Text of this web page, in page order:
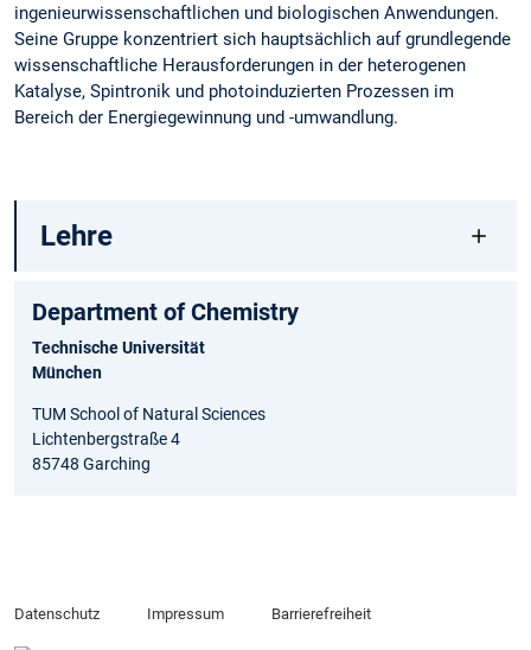
ingenieurwissenschaftlichen und biologischen Anwendungen.
Seine Gruppe konzentriert sich hauptsächlich auf grundlegende
wissenschaftliche Herausforderungen in der heterogenen
Katalyse, Spintronik und photoinduzierten Prozessen im
Bereich der Energiegewinnung und -umwandlung.
Lehre
Department of Chemistry
Technische Universität
München
TUM School of Natural Sciences
Lichtenbergstraße 4
85748 Garching
Datenschutz Impressum Barrierefreiheit